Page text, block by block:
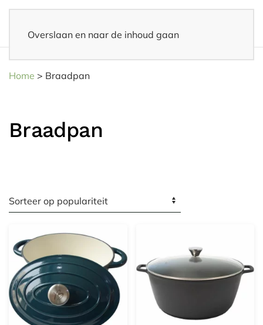
Overslaan en naar de inhoud gaan
Home > Braadpan
Braadpan